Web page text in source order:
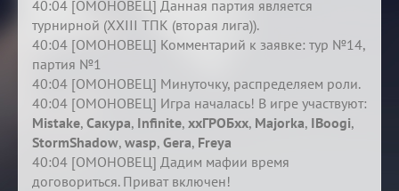
40:04 [ОМОНОВЕЦ] Данная партия является
турнирной (XXIII ТПК (вторая лига)).
40:04 [ОМОНОВЕЦ] Комментарий к заявке: тур №14,
партия №1
40:04 [ОМОНОВЕЦ] Минуточку, распределяем роли.
40:04 [ОМОНОВЕЦ] Игра началась! В игре участвуют:
Mistake, Сакура, Infinite, ххГРОБхх, Majorka, IBoogi,
StormShadow, wasp, Gera, Freya
40:04 [ОМОНОВЕЦ] Дадим мафии время
договориться. Приват включен!